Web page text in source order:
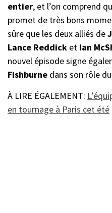
entier, et l’on comprend
promet de très bons
sûre que les deux alliés de
Lance Reddick et Ian
nouvel épisode signe
Fishburne dans son rôle du
À LIRE ÉGALEMENT:
en tournage à Paris cet été